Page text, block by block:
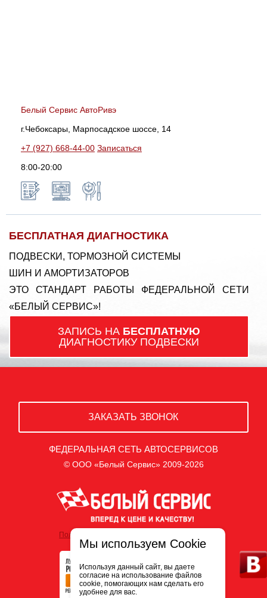
Белый Сервис АвтоРивэ
г.Чебоксары, Марпосадское шоссе, 14
+7 (927) 668-44-00 Записаться
8:00-20:00
БЕСПЛАТНАЯ ДИАГНОСТИКА
ПОДВЕСКИ, ТОРМОЗНОЙ СИСТЕМЫ
ШИН И АМОРТИЗАТОРОВ
ЭТО СТАНДАРТ РАБОТЫ ФЕДЕРАЛЬНОЙ СЕТИ
«БЕЛЫЙ СЕРВИС»!
ЗАПИСЬ НА БЕСПЛАТНУЮ
ДИАГНОСТИКУ ПОДВЕСКИ
ЗАКАЗАТЬ ЗВОНОК
ФЕДЕРАЛЬНАЯ СЕТЬ АВТОСЕРВИСОВ
© ООО «Белый Сервис» 2009-2026
Политика обработки персональных данных
Мы используем Cookie
Используя данный сайт, вы даете
согласие на использование файлов
cookie, помогающих нам сделать его
удобнее для вас.